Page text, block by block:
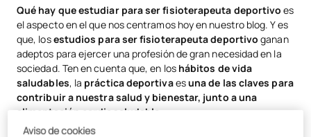
La empleabilidad de los fisioterapeutas deportivos
Salario medio de un fisioterapeuta deportivo en España
Qué hay que estudiar para ser fisioterapeuta deportivo es
el aspecto en el que nos centramos hoy en nuestro blog. Y es
que, losestudios para ser fisioterapeuta deportivo ganan
adeptos para ejercer una profesión de gran necesidad en la
sociedad. Ten en cuenta que, en los hábitos de vida
saludables, la práctica deportivaesuna de las claves para
contribuir a nuestra salud y bienestar, junto a una
alimentación cardiosaludable
Aviso de cookies